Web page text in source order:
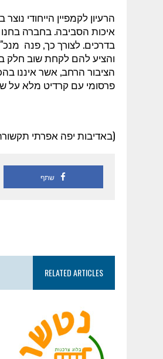
הרעיון לקמפיין הייחודי
איכות הסביבה. בחברה בחנו
בדרכים. לצורך כך, פנה
והציע להם לקחת שוב
הציבור הרחב, אשר איננו
פרסומי עם קרדיט מלא על
(באדיבות יפה אפרתי
שתף
RELATED ARTICLES